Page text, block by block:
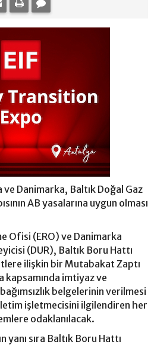
Danimarka, Baltık Doğal Gaz
AB yasalarına uygun olması
Ofisi (ERO) ve Danimarka
(DUR), Baltık Boru Hattı
ilişkin bir Mutabakat Zaptı
kapsamında imtiyaz ve
belgelerinin verilmesi
işletmecisini ilgilendiren her
odaklanılacak.
sıra Baltık Boru Hattı